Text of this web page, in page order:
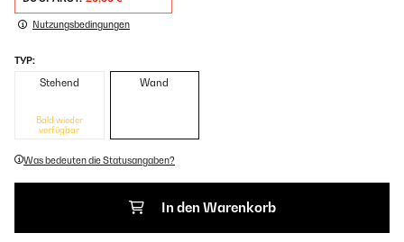
Nutzungsbedingungen
TYP:
Stehend
Bald wieder
verfügbar
Wand
Was bedeuten die Statusangaben?
In den Warenkorb